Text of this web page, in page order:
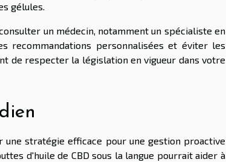
gélules.
un médecin, notamment un spécialiste en
recommandations personnalisées et éviter les
de respecter la législation en vigueur dans votre
une stratégie efficace pour une gestion proactive
d'huile de CBD sous la langue pourrait aider à